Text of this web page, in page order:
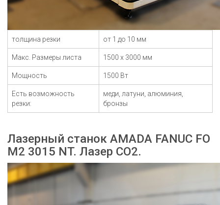
толщина резки от 1 до 10 мм
Макс. Размеры листа 1500 x 3000 мм
Мощность 1500 Вт
Есть возможность
резки:
меди, латуни, алюминия,
бронзы
Лазерный станок AMADA FANUC FO
M2 3015 NT. Лазер CO2.